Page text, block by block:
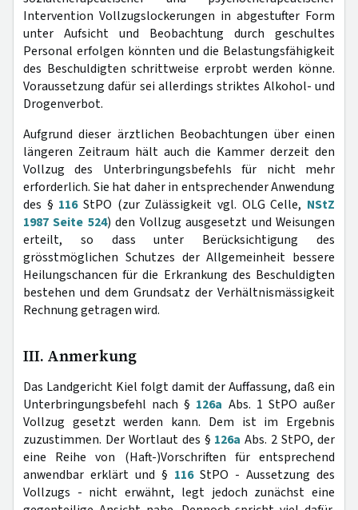
Intervention Vollzugslockerungen in abgestufter Form
unter Aufsicht und Beobachtung durch geschultes
Personal erfolgen könnten und die Belastungsfähigkeit
des Beschuldigten schrittweise erprobt werden könne.
Voraussetzung dafür sei allerdings striktes Alkohol- und
Drogenverbot.
Aufgrund dieser ärztlichen Beobachtungen über einen
längeren Zeitraum hält auch die Kammer derzeit den
Vollzug des Unterbringungsbefehls für nicht mehr
erforderlich. Sie hat daher in entsprechender Anwendung
des § 116StPO (zur Zulässigkeit vgl. OLG Celle, NStZ
1987 Seite 524) den Vollzug ausgesetzt und Weisungen
erteilt, so dass unter Berücksichtigung des
grösstmöglichen Schutzes der Allgemeinheit bessere
Heilungschancen für die Erkrankung des Beschuldigten
bestehen und dem Grundsatz der Verhältnismässigkeit
Rechnung getragen wird.
III. Anmerkung
Das Landgericht Kiel folgt damit der Auffassung, daß ein
Unterbringungsbefehl nach § 126a Abs. 1 StPO außer
Vollzug gesetzt werden kann. Dem ist im Ergebnis
zuzustimmen. Der Wortlaut des § 126a Abs. 2 StPO, der
eine Reihe von (Haft-)Vorschriften für entsprechend
anwendbar erklärt und § 116StPO - Aussetzung des
Vollzugs - nicht erwähnt, legt jedoch zunächst eine